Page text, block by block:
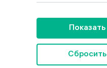
16,5
16,5-20
Показать
Сбросить